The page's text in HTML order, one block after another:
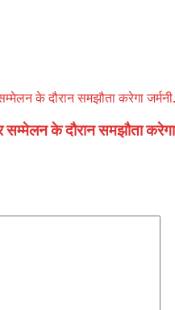
के दौरान समझौता करेगा